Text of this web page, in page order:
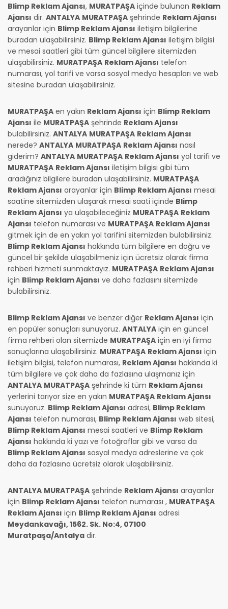
Blimp Reklam Ajansı, MURATPAŞA içinde bulunan Reklam
Ajansı dir. ANTALYA MURATPAŞA şehrinde Reklam Ajansı
arayanlar için Blimp Reklam Ajansı iletişim bilgilerine
buradan ulaşabilirsiniz. Blimp Reklam Ajansı iletişim bilgisi
ve mesai saatleri gibi tüm güncel bilgilere sitemizden
ulaşabilirsiniz. MURATPAŞA Reklam Ajansı telefon
numarası, yol tarifi ve varsa sosyal medya hesapları ve web
sitesine buradan ulaşabilirsiniz.
MURATPAŞA en yakın Reklam Ajansı için Blimp Reklam
Ajansı ile MURATPAŞA şehrinde Reklam Ajansı
bulabilirsiniz. ANTALYA MURATPAŞA Reklam Ajansı
nerede? ANTALYA MURATPAŞA Reklam Ajansı nasıl
giderim? ANTALYA MURATPAŞA Reklam Ajansı yol tarifi ve
MURATPAŞA Reklam Ajansı iletişim bilgisi gibi tüm
aradığınız bilgilere buradan ulaşabilirsiniz. MURATPAŞA
Reklam Ajansı arayanlar için Blimp Reklam Ajansı mesai
saatine sitemizden ulaşarak mesai saati içinde Blimp
Reklam Ajansı ya ulaşabileceğiniz MURATPAŞA Reklam
Ajansı telefon numarası ve MURATPAŞA Reklam Ajansı
gitmek için de en yakın yol tarifini sitemizden bulabilirsiniz.
Blimp Reklam Ajansı hakkında tüm bilgilere en doğru ve
güncel bir şekilde ulaşabilmeniz için ücretsiz olarak firma
rehberi hizmeti sunmaktayız. MURATPAŞA Reklam Ajansı
için Blimp Reklam Ajansı ve daha fazlasını sitemizde
bulabilirsiniz.
Blimp Reklam Ajansı ve benzer diğer Reklam Ajansı için
en popüler sonuçları sunuyoruz. ANTALYA için en güncel
firma rehberi olan sitemizde MURATPAŞA için en iyi firma
sonuçlarına ulaşabilirsiniz. MURATPAŞA Reklam Ajansı için
iletişim bilgisi, telefon numarası, Reklam Ajansı hakkında ki
tüm bilgilere ve çok daha da fazlasına ulaşmanız için
ANTALYA MURATPAŞA şehrinde ki tüm Reklam Ajansı
yerlerini tarıyor size en yakın MURATPAŞA Reklam Ajansı
sunuyoruz. Blimp Reklam Ajansı adresi, Blimp Reklam
Ajansı telefon numarası, Blimp Reklam Ajansı web sitesi,
Blimp Reklam Ajansı mesai saatleri ve Blimp Reklam
Ajansı hakkında ki yazı ve fotoğraflar gibi ve varsa da
Blimp Reklam Ajansı sosyal medya adreslerine ve çok
daha da fazlasına ücretsiz olarak ulaşabilirsiniz.
ANTALYA MURATPAŞA şehrinde Reklam Ajansı arayanlar
için Blimp Reklam Ajansı telefon numarası , MURATPAŞA
Reklam Ajansı için Blimp Reklam Ajansı adresi
Meydankavağı, 1562. Sk. No:4, 07100
Muratpaşa/Antalya dir.